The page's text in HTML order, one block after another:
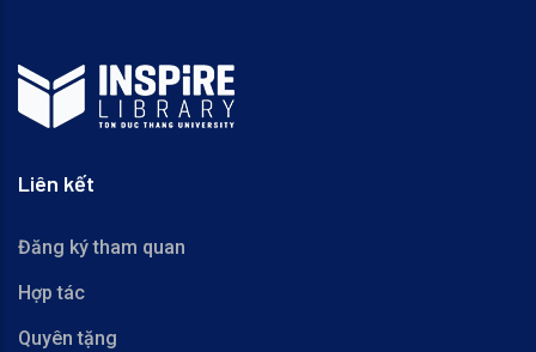
Liên kết
Đăng ký tham quan
Hợp tác
Quyên tặng